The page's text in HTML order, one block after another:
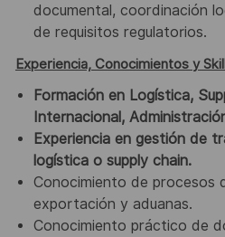
documental, coordinación
de requisitos regulatorios.
Experiencia, Conocimientos y
Formación en Logística,
Internacional,
Experiencia en gestión de
logística o supply chain.
Conocimiento de procesos
exportación y aduanas.
Conocimiento práctico de